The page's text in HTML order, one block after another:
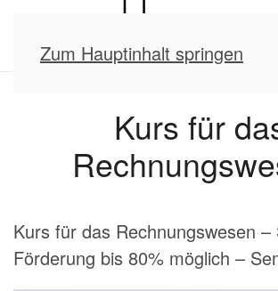
Zum Hauptinhalt springen
Kurs für
Kurs für das Rechnungswesen –
Förderung bis 80% möglich –